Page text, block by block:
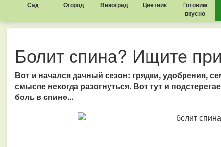
Сад Огород Виноград Цветник
Готовим
вкусно
Болит спина? Ищите
Вот и начался дачный сезон: грядки, удобрения,
смысле некогда разогнуться. Вот тут и
боль в спине...